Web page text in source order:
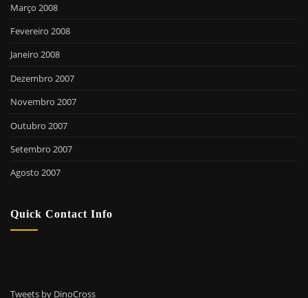
Março 2008
Fevereiro 2008
Janeiro 2008
Dezembro 2007
Novembro 2007
Outubro 2007
Setembro 2007
Agosto 2007
Quick Contact Info
Tweets by DinoCross